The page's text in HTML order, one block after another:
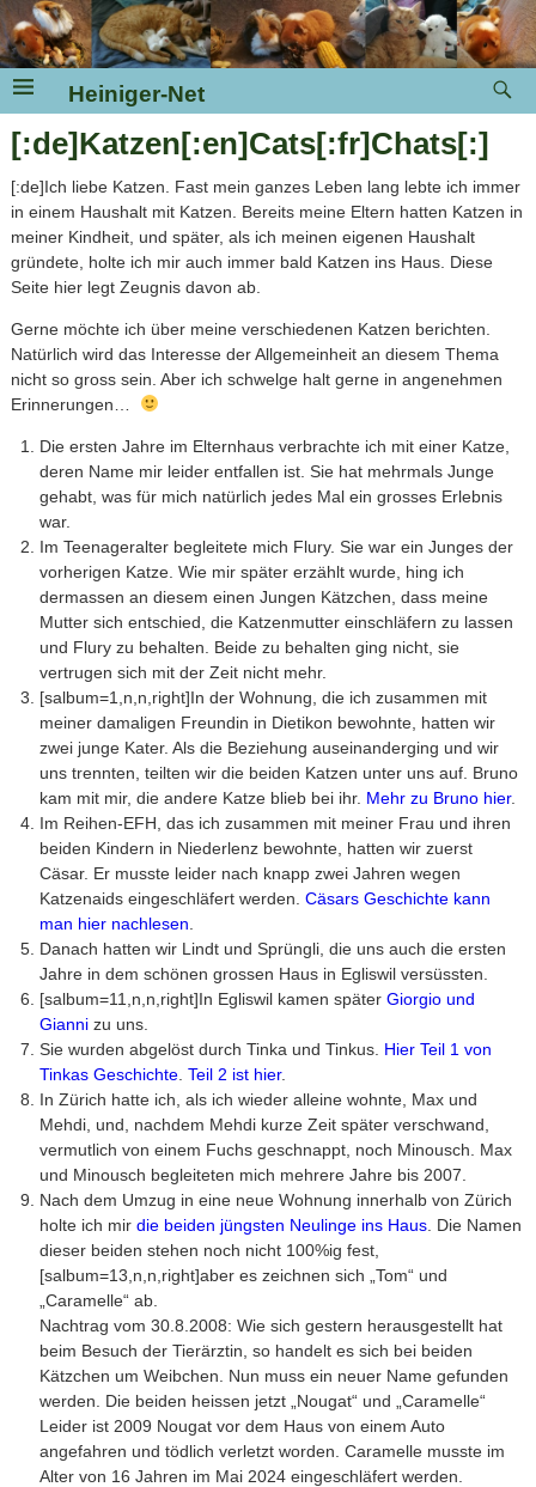
Heiniger-Net
[:de]Katzen[:en]Cats[:fr]Chats[:]
[:de]Ich liebe Katzen. Fast mein ganzes Leben lang lebte ich immer
in einem Haushalt mit Katzen. Bereits meine Eltern hatten Katzen in
meiner Kindheit, und später, als ich meinen eigenen Haushalt
gründete, holte ich mir auch immer bald Katzen ins Haus. Diese
Seite hier legt Zeugnis davon ab.
Gerne möchte ich über meine verschiedenen Katzen berichten.
Natürlich wird das Interesse der Allgemeinheit an diesem Thema
nicht so gross sein. Aber ich schwelge halt gerne in angenehmen
Erinnerungen…
Die ersten Jahre im Elternhaus verbrachte ich mit einer Katze,
deren Name mir leider entfallen ist. Sie hat mehrmals Junge
gehabt, was für mich natürlich jedes Mal ein grosses Erlebnis
war.
Im Teenageralter begleitete mich Flury. Sie war ein Junges der
vorherigen Katze. Wie mir später erzählt wurde, hing ich
dermassen an diesem einen Jungen Kätzchen, dass meine
Mutter sich entschied, die Katzenmutter einschläfern zu lassen
und Flury zu behalten. Beide zu behalten ging nicht, sie
vertrugen sich mit der Zeit nicht mehr.
[salbum=1,n,n,right]In der Wohnung, die ich zusammen mit
meiner damaligen Freundin in Dietikon bewohnte, hatten wir
zwei junge Kater. Als die Beziehung auseinanderging und wir
uns trennten, teilten wir die beiden Katzen unter uns auf. Bruno
kam mit mir, die andere Katze blieb bei ihr. Mehr zu Bruno hier.
Im Reihen-EFH, das ich zusammen mit meiner Frau und ihren
beiden Kindern in Niederlenz bewohnte, hatten wir zuerst
Cäsar. Er musste leider nach knapp zwei Jahren wegen
Katzenaids eingeschläfert werden.Cäsars Geschichte kann
man hier nachlesen
Danach hatten wir Lindt und Sprüngli, die uns auch die ersten
Jahre in dem schönen grossen Haus in Egliswil versüssten.
[salbum=11,n,n,right]In Egliswil kamen späterGiorgio und
Gianni zu uns.
Sie wurden abgelöst durch Tinka und Tinkus. Hier Teil 1 von
Tinkas Geschichte .Teil 2 ist hier.
In Zürich hatte ich, als ich wieder alleine wohnte, Max und
Mehdi, und, nachdem Mehdi kurze Zeit später verschwand,
vermutlich von einem Fuchs geschnappt, noch Minousch. Max
und Minousch begleiteten mich mehrere Jahre bis 2007.
Nach dem Umzug in eine neue Wohnung innerhalb von Zürich
holte ich mirdie beiden jüngsten Neulinge ins Haus . Die Namen
dieser beiden stehen noch nicht 100%ig fest,
[salbum=13,n,n,right]aber es zeichnen sich „Tom“ und
„Caramelle“ ab.
Nachtrag vom 30.8.2008: Wie sich gestern herausgestellt hat
beim Besuch der Tierärztin, so handelt es sich bei beiden
Kätzchen um Weibchen. Nun muss ein neuer Name gefunden
werden. Die beiden heissen jetzt „Nougat“ und „Caramelle“
Leider ist 2009 Nougat vor dem Haus von einem Auto
angefahren und tödlich verletzt worden. Caramelle musste im
Alter von 16 Jahren im Mai 2024 eingeschläfert werden.